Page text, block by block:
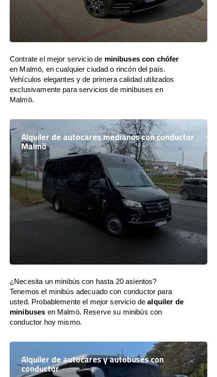
Contrate el mejor servicio de minibuses con chófer
en Malmö, en cualquier ciudad o rincón del país.
Vehículos elegantes y de primera calidad utilizados
exclusivamente para servicios de minibuses en
Malmö.
Alquiler de autocares medianos con conductor
Malmö
¿Necesita un minibús con hasta 20 asientos?
Tenemos el minibús adecuado con conductor para
usted. Probablemente el mejor servicio dealquiler de
minibuses en Malmö. Reserve su minibús con
conductor hoy mismo.
Alquiler de autocares y autobuses con
conductor